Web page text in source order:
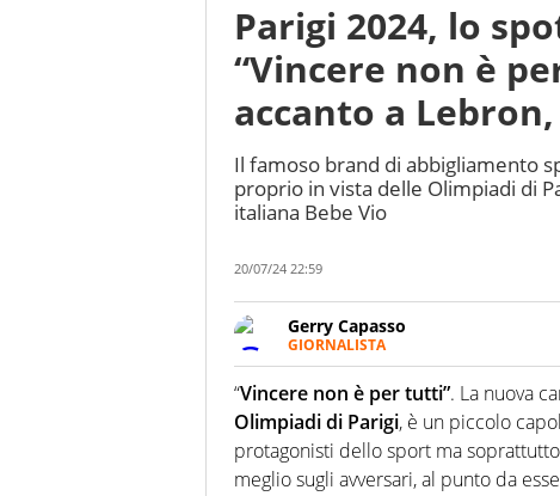
Parigi 2024, lo
“Vincere non è
accanto a
Il famoso brand di abbigliamento
proprio in vista delle Olimpiadi di
italiana Bebe Vio
20/07/24 22:59
Gerry Capasso
GIORNALISTA
Per lui gli sport americani non
innata di trovare la notizia dove
“Vincere non è per tutti”. La nuova
Olimpiadi di Parigi, è un piccolo
protagonisti dello sport ma
meglio sugli avversari, al punto da